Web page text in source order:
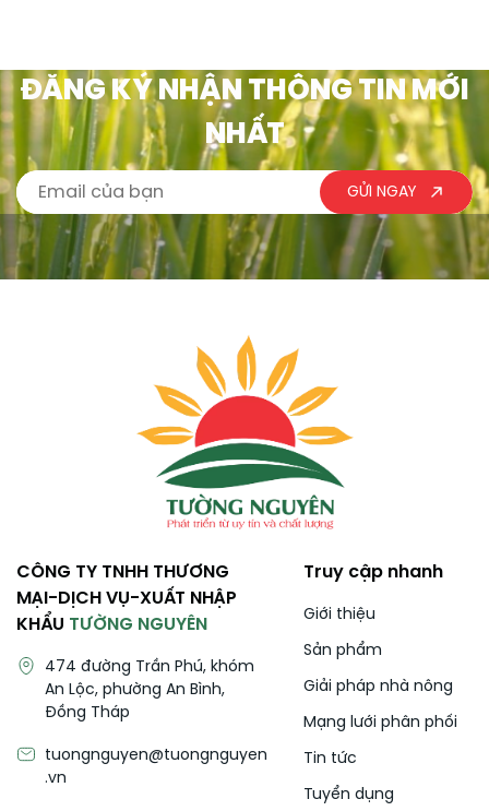
ĐĂNG KÝ NHẬN THÔNG TIN MỚI
NHẤT
GỬI NGAY
CÔNG TY TNHH THƯƠNG
MẠI-DỊCH VỤ-XUẤT NHẬP
KHẨU TƯỜNG NGUYÊN
474 đường Trần Phú, khóm
An Lộc, phường An Bình,
Đồng Tháp
tuongnguyen@tuongnguyen
.vn
Truy cập nhanh
Giới thiệu
Sản phẩm
Giải pháp nhà nông
Mạng lưới phân phối
Tin tức
Tuyển dụng